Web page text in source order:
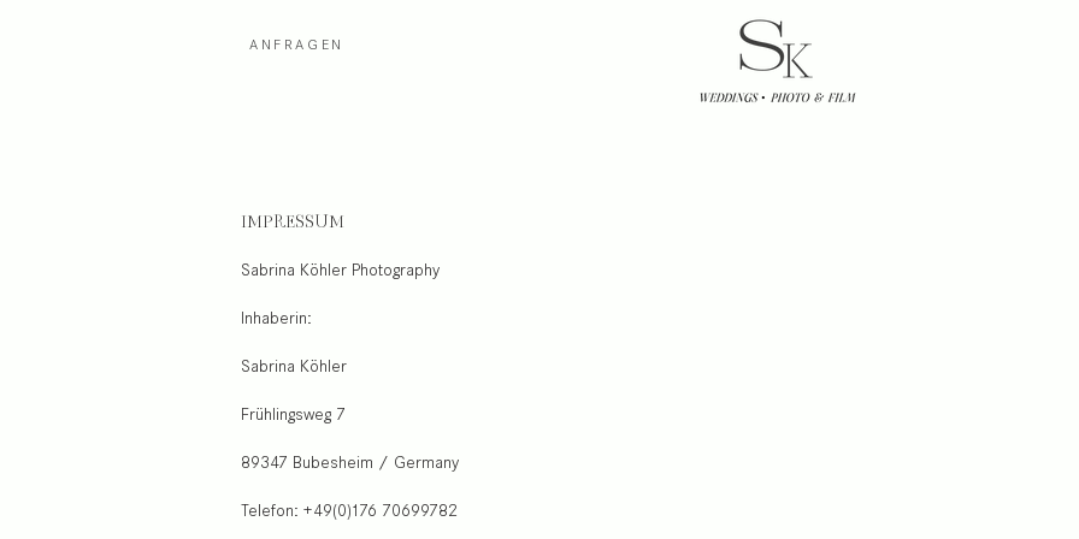
ANFRAGEN
IMPRESSUM
Sabrina Köhler Photography
Inhaberin:
Sabrina Köhler
Frühlingsweg 7
89347 Bubesheim / Germany
Telefon: +49(0)176 70699782